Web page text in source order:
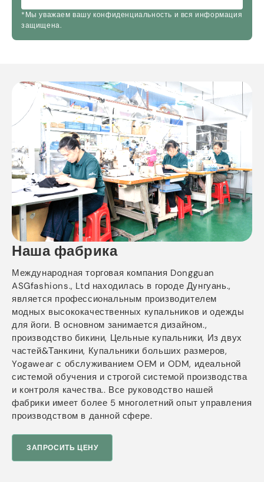
*Мы уважаем вашу конфиденциальность и вся информация
защищена.
Наша фабрика
Международная торговая компания Dongguan
ASGfashions., Ltd находилась в городе Дунгуань.,
является профессиональным производителем
модных высококачественных купальников и одежды
для йоги. В основном занимается дизайном.,
производство бикини, Цельные купальники, Из двух
частей&Танкини, Купальники больших размеров,
Yogawear с обслуживанием OEM и ODM, идеальной
системой обучения и строгой системой производства
и контроля качества.. Все руководство нашей
фабрики имеет более 5 многолетний опыт управления
производством в данной сфере.
ЗАПРОСИТЬ ЦЕНУ